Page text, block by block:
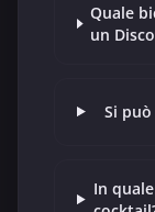
Quale
un
Si
In